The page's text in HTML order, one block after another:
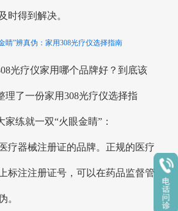
时得到解决。
睛”辨真伪：家用308光疗仪选择指南
光疗仪家用哪个品牌好？到底该
理了一份家用308光疗仪选择指
练就一双“火眼金睛”：
疗器械注册证的品牌。正规的医疗
标注注册证号，可以在药品监督管
。